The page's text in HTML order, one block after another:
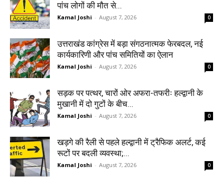
पांच लोगों की मौत से...
Kamal Joshi - August 7, 2026 0
उत्तराखंड कांग्रेस में बड़ा संगठनात्मक फेरबदल, नई
कार्यकारिणी और पांच समितियों का ऐलान
Kamal Joshi - August 7, 2026 0
सड़क पर पत्थर, चारों ओर अफरा-तफरीः हल्द्वानी के
मुखानी में दो गुटों के बीच...
Kamal Joshi - August 7, 2026 0
खड़गे की रैली से पहले हल्द्वानी में ट्रैफिक अलर्ट, कई
रूटों पर बदली व्यवस्था;...
Kamal Joshi - August 7, 2026 0